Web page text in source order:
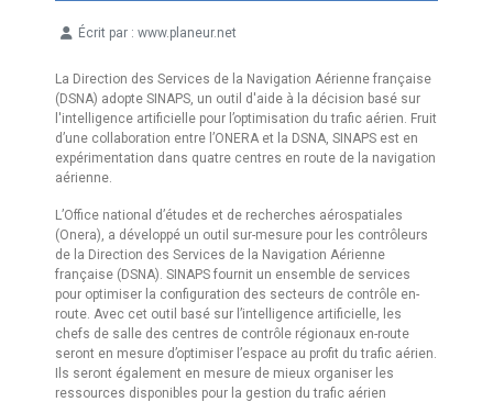
Écrit par : www.planeur.net
La Direction des Services de la Navigation Aérienne française
(DSNA) adopte SINAPS, un outil d'aide à la décision basé sur
l'intelligence artificielle pour l’optimisation du trafic aérien. Fruit
d’une collaboration entre l’ONERA et la DSNA, SINAPS est en
expérimentation dans quatre centres en route de la navigation
aérienne.
L’Office national d’études et de recherches aérospatiales
(Onera), a développé un outil sur-mesure pour les contrôleurs
de la Direction des Services de la Navigation Aérienne
française (DSNA). SINAPS fournit un ensemble de services
pour optimiser la configuration des secteurs de contrôle en-
route. Avec cet outil basé sur l’intelligence artificielle, les
chefs de salle des centres de contrôle régionaux en-route
seront en mesure d’optimiser l’espace au profit du trafic aérien.
Ils seront également en mesure de mieux organiser les
ressources disponibles pour la gestion du trafic aérien